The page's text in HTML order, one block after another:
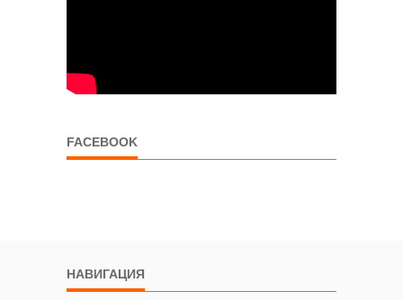
FACEBOOK
НАВИГАЦИЯ